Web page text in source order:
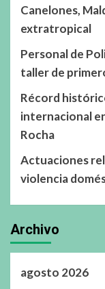
Canelones,
extratropical
Personal de
taller de
Récord
internacional
Rocha
Actuaciones
violencia
Archivo
agosto 2026